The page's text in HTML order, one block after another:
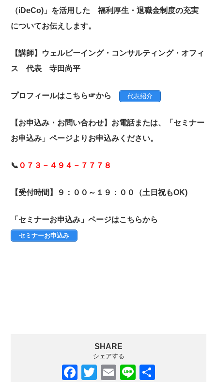
（iDeCo) 」を活用した 福利厚生・退職金制度の充実
についてお伝えします。
【講師】ウェルビーイング・コンサルティング・オフィ
ス 代表 寺田尚平
プロフィールはこちら☞から 代表紹介
【お申込み・お問い合わせ】お電話または、「セミナー
お申込み」ページよりお申込みください。
📞 ０７３－４９４－７７７８
【受付時間】９：００～１９：００（土日祝もOK)
「セミナーお申込み」ページはこちらから
セミナーお申込み
SHARE
シェアする
F
T
E
Li